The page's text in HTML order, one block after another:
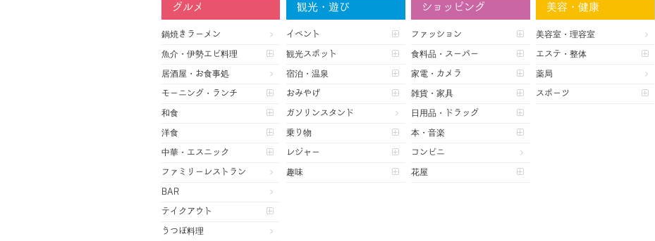
グルメ
鍋焼きラーメン
魚介・伊勢エビ料理
居酒屋・お食事処
モーニング・ランチ
和食
洋食
中華・エスニック
ファミリーレストラン
BAR
テイクアウト
うつぼ料理
観光・遊び
イベント
観光スポット
宿泊・温泉
おみやげ
ガソリンスタンド
乗り物
レジャー
趣味
ショッピング
ファッション
食料品・スーパー
家電・カメラ
雑貨・家具
日用品・ドラッグ
本・音楽
コンビニ
花屋
美容・健康
美容室・理容室
エステ・整体
薬局
スポーツ